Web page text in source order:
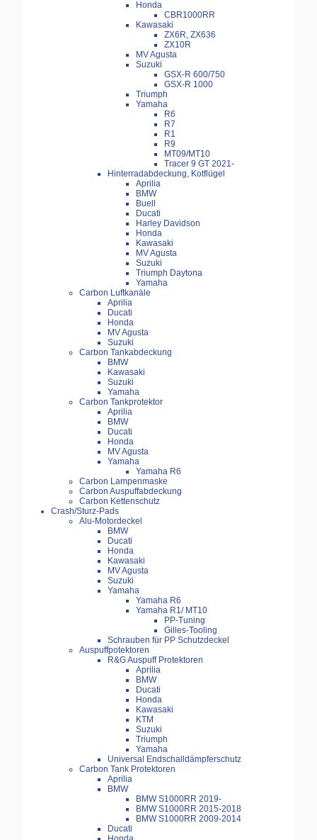
Honda
CBR1000RR
Kawasaki
ZX6R, ZX636
ZX10R
MV Agusta
Suzuki
GSX-R 600/750
GSX-R 1000
Triumph
Yamaha
R6
R7
R1
R9
MT09/MT10
Tracer 9 GT 2021-
Hinterradabdeckung, Kotflügel
Aprilia
BMW
Buell
Ducati
Harley Davidson
Honda
Kawasaki
MV Agusta
Suzuki
Triumph Daytona
Yamaha
Carbon Luftkanäle
Aprilia
Ducati
Honda
MV Agusta
Suzuki
Carbon Tankabdeckung
BMW
Kawasaki
Suzuki
Yamaha
Carbon Tankprotektor
Aprilia
BMW
Ducati
Honda
MV Agusta
Yamaha
Yamaha R6
Carbon Lampenmaske
Carbon Auspuffabdeckung
Carbon Kettenschutz
Crash/Sturz-Pads
Alu-Motordeckel
BMW
Ducati
Honda
Kawasaki
MV Agusta
Suzuki
Yamaha
Yamaha R6
Yamaha R1/ MT10
PP-Tuning
Gilles-Tooling
Schrauben für PP Schutzdeckel
Auspuffpotektoren
R&G Auspuff Protektoren
Aprilia
BMW
Ducati
Honda
Kawasaki
KTM
Suzuki
Triumph
Yamaha
Universal Endschalldämpferschutz
Carbon Tank Protektoren
Aprilia
BMW
BMW S1000RR 2019-
BMW S1000RR 2015-2018
BMW S1000RR 2009-2014
Ducati